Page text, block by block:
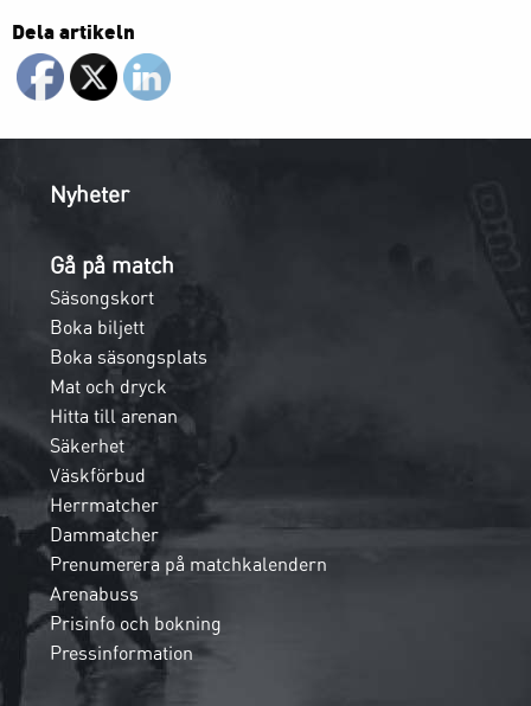
Dela artikeln
Nyheter
Gå på match
Säsongskort
Boka biljett
Boka säsongsplats
Mat och dryck
Hitta till arenan
Säkerhet
Väskförbud
Herrmatcher
Dammatcher
Prenumerera på matchkalendern
Arenabuss
Prisinfo och bokning
Pressinformation